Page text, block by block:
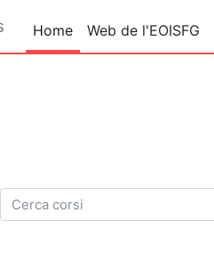
Home Web de l'EOISFG
Cerca corsi